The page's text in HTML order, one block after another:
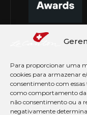
Para proporcionar uma
cookies para armazenar
consentimento com
como comportamento da
não consentimento ou a
negativamente© Copyright